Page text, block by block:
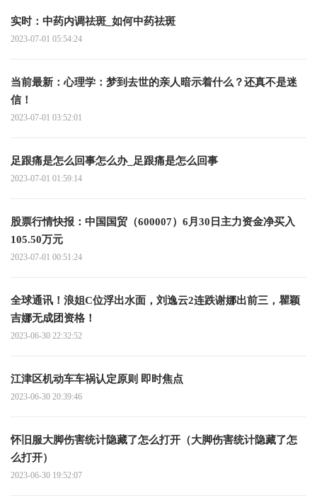
实时：中药内调祛斑_如何中药祛斑
2023-07-01 05:54:24
当前最新：心理学：梦到去世的亲人暗示着什么？还真不是迷
信！
2023-07-01 03:52:01
足跟痛是怎么回事怎么办_足跟痛是怎么回事
2023-07-01 01:59:14
股票行情快报：中国国贸（600007）6月30日主力资金净买入
105.50万元
2023-07-01 00:51:24
全球通讯！浪姐C位浮出水面，刘逸云2连跌谢娜出前三，瞿颖
吉娜无成团资格！
2023-06-30 22:32:52
江津区机动车车祸认定原则 即时焦点
2023-06-30 20:39:46
怀旧服大脚伤害统计隐藏了怎么打开（大脚伤害统计隐藏了怎
么打开）
2023-06-30 19:52:07